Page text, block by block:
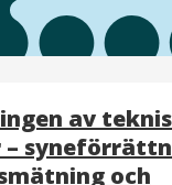
av
–
och